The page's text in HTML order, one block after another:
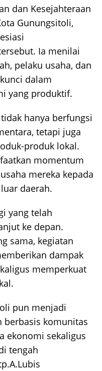
dan Kesejahteraan
Gunungsitoli,
Ia menilai
pelaku usaha, dan
dalam
yang produktif.
hanya berfungsi
tetapi juga
produk lokal.
momentum
mereka kepada
daerah.
yang telah
ke depan.
sama, kegiatan
dampak
memperkuat
pun menjadi
berbasis komunitas
ekonomi sekaligus
tengah